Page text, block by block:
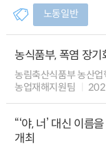
노동일반
농식품부, 폭염 장
농림축산식품부 농산
농업재해지원팀
“‘야, 너’ 대신 이름
개최